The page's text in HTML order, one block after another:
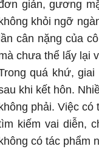
giản, gương
không khỏi ngỡ
lần cân nặng của
chưa thể lấy lại
quá khứ,
khi kết hôn.
không phải. Việc
kiếm vai diễn,
không có tác phẩm